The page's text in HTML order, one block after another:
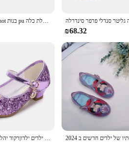
קלאסי bowknot בנות pu מסיבת ריקודים נעלי ילדים 3-14 שנים נסיכה הצג עקבים גבוהים ילדים שמלת כלה
₪68.32
ילוניקוס בנות מסיבת ריקודים נעלי עור פרפר ילדים ילדים ילדים ילדים ילדוןרקוד יהלומי רקוד ילדה